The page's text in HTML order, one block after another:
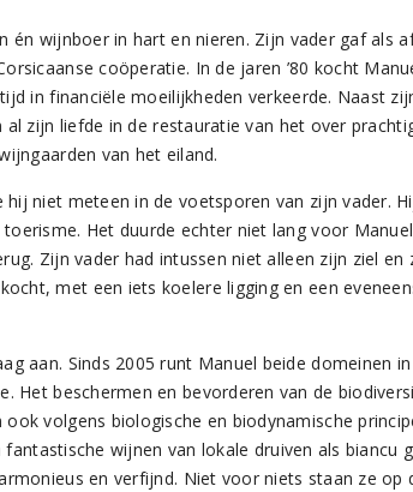
én wijnboer in hart en nieren. Zijn vader gaf als
coöperatie. In de jaren ’80 kocht
in financiële moeilijkheden verkeerde. Naast
zijn liefde in de restauratie van het over
van het eiland.
hij niet meteen in de voetsporen van zijn vader.
Het duurde echter niet lang voor
Zijn vader had intussen niet alleen zijn ziel
met een iets koelere ligging en een
aan. Sinds 2005 runt Manuel beide domeinen
Het beschermen en bevorderen van de
volgens biologische en biodynamische
wijnen van lokale druiven als biancu
en verfijnd. Niet voor niets staan ze op